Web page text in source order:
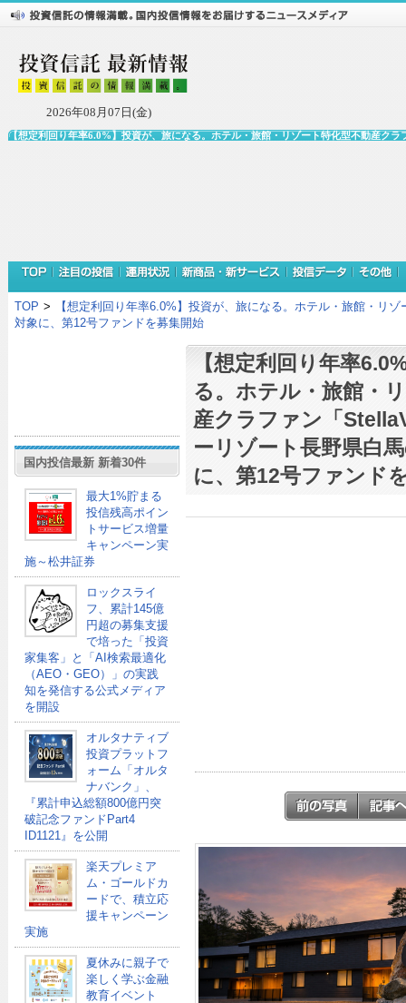
2026年08月07日(金)
【想定利回り年率6.0%】投資が、旅になる。ホテル・旅館・リゾート特化型不動産ク
TOP >
【想定利回り年率6.0%】投資が、旅になる。ホテル・旅館・リ
対象に、第12号ファンドを募集開始
国内投信最新 新着30件
最大1%貯まる
投信残高ポイン
トサービス増量
キャンペーン実
施～松井証券
ロックスライ
フ、累計145億
円超の募集支援
で培った「投資
家集客」と「AI検索最適化
（AEO・GEO）」の実践
知を発信する公式メディア
を開設
オルタナティブ
投資プラットフ
ォーム「オルタ
ナバンク」、
『累計申込総額800億円突
破記念ファンドPart4
ID1121』を公開
楽天プレミア
ム・ゴールドカ
ードで、積立応
援キャンペーン
実施
夏休みに親子で
楽しく学ぶ金融
教育イベント
【想定利回り年率
る。ホテル・旅館・
産クラファン「
ーリゾート長野県白
に、第12号ファンド